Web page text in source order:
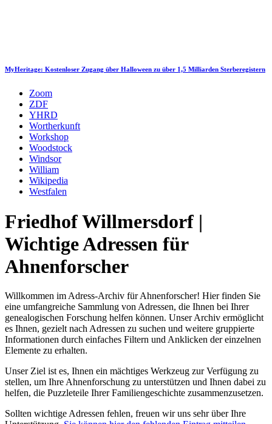
MyHeritage: Kostenloser Zugang über Halloween zu über 1,5 Milliarden Sterberegistern
Zoom
ZDF
YHRD
Wortherkunft
Workshop
Woodstock
Windsor
William
Wikipedia
Westfalen
Friedhof Willmersdorf |
Wichtige Adressen für
Ahnenforscher
Willkommen im Adress-Archiv für Ahnenforscher! Hier finden Sie
eine umfangreiche Sammlung von Adressen, die Ihnen bei Ihrer
genealogischen Forschung helfen können. Unser Archiv ermöglicht
es Ihnen, gezielt nach Adressen zu suchen und weitere gruppierte
Informationen durch einfaches Filtern und Anklicken der einzelnen
Elemente zu erhalten.
Unser Ziel ist es, Ihnen ein mächtiges Werkzeug zur Verfügung zu
stellen, um Ihre Ahnenforschung zu unterstützen und Ihnen dabei zu
helfen, die Puzzleteile Ihrer Familiengeschichte zusammenzusetzen.
Sollten wichtige Adressen fehlen, freuen wir uns sehr über Ihre